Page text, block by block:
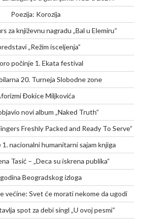
Poezija: Korozija
za književnu nagradu „Bal u Elemiru“
„Režim isceljenja“
počinje 1. Ekata festival
20. Turneja Slobodne zone
Đokice Miljkovića
novi album „Naked Truth“
Freshly Packed and Ready To Serve“
nacionalni humanitarni sajam knjiga
Tasić – „Deca su iskrena publika“
Beogradskog izloga
većine: Svet će morati nekome da ugodi
spot za debi singl „U ovoj pesmi“